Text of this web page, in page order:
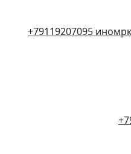
+79119207095 иномрк